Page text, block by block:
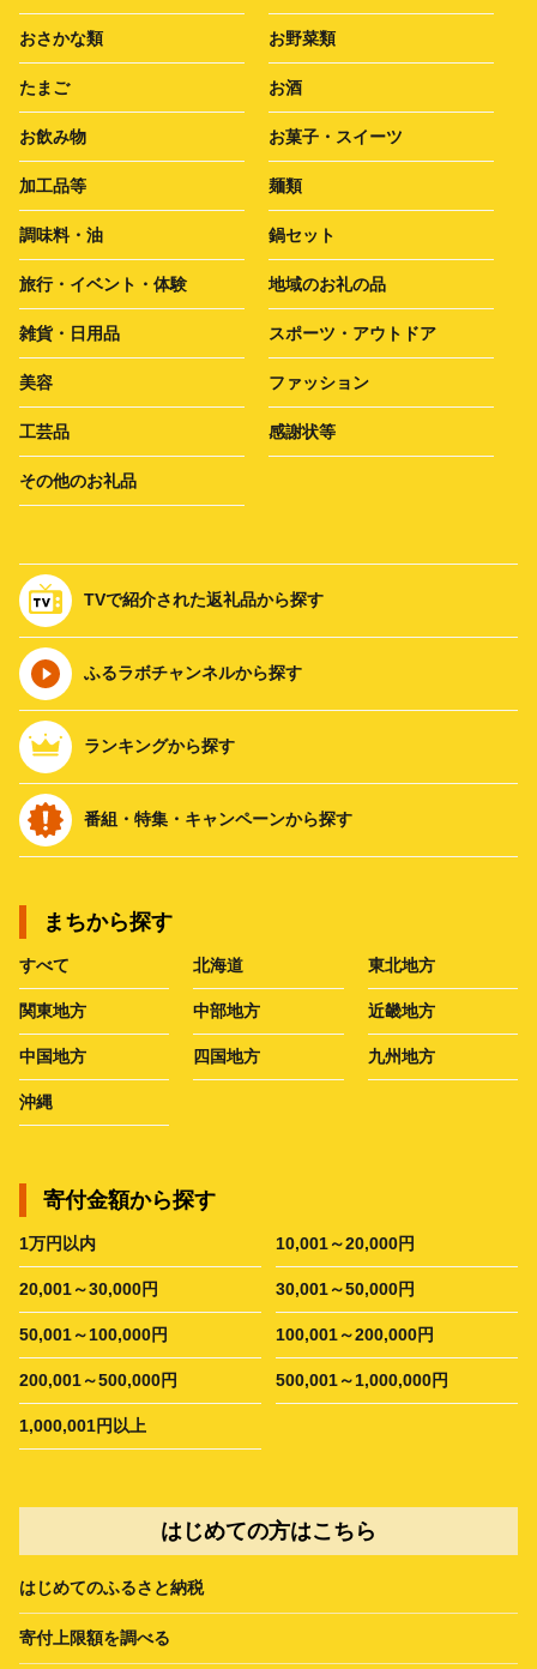
おさかな類 お野菜類
たまご お酒
お飲み物 お菓子・スイーツ
加工品等 麺類
調味料・油 鍋セット
旅行・イベント・体験 地域のお礼の品
雑貨・日用品 スポーツ・アウトドア
美容 ファッション
工芸品 感謝状等
その他のお礼品
TVで紹介された返礼品から探す
ふるラボチャンネルから探す
ランキングから探す
番組・特集・キャンペーンから探す
まちから探す
すべて 北海道 東北地方
関東地方 中部地方 近畿地方
中国地方 四国地方 九州地方
沖縄
寄付金額から探す
1万円以内 10,001～20,000円
20,001～30,000円 30,001～50,000円
50,001～100,000円 100,001～200,000円
200,001～500,000円 500,001～1,000,000円
1,000,001円以上
はじめての方はこちら
はじめてのふるさと納税
寄付上限額を調べる